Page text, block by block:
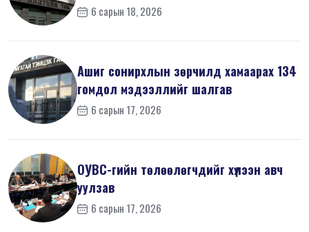
6 сарын 18, 2026
Ашиг сонирхлын зөрчилд хамаарах 134
гомдол мэдээллийг шалгав
6 сарын 17, 2026
ОУВС-гийн төлөөлөгчдийг хүлээн авч
уулзав
6 сарын 17, 2026